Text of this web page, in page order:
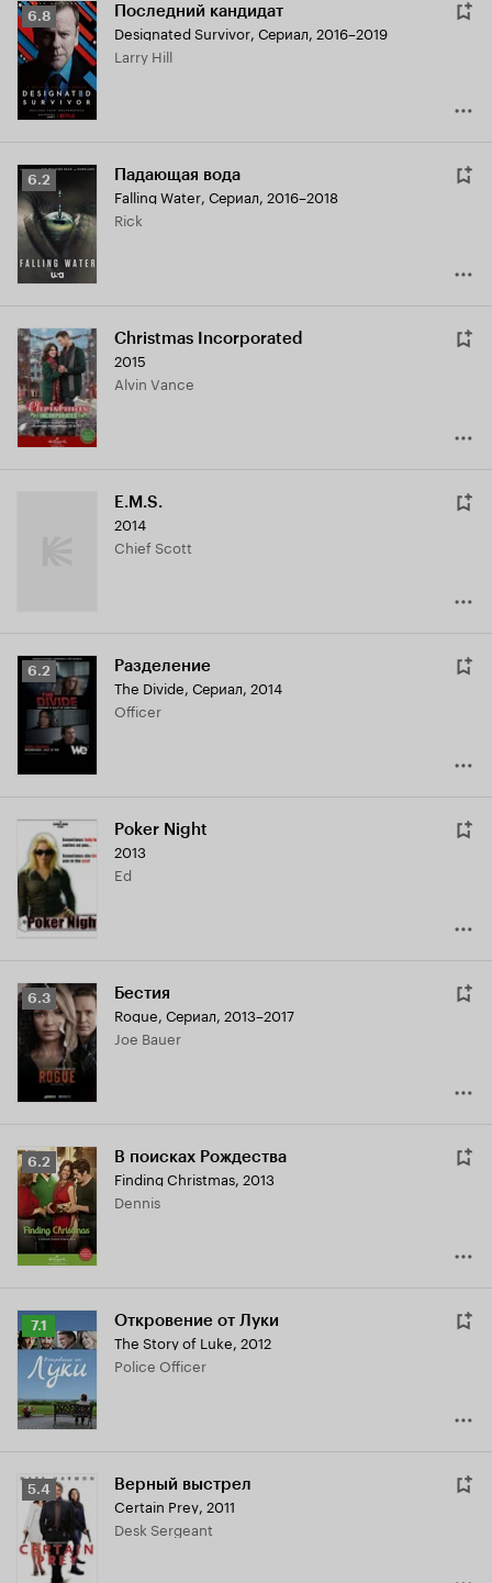
Рейтинг
Кинопоиска
6.8
6.8 Последний кандидат
Designated Survivor, Сериал, 2016–2019
Larry Hill
Рейтинг
Кинопоиска
6.2
6.2 Падающая вода
Falling Water, Сериал, 2016–2018
Rick
Christmas Incorporated
2015
Alvin Vance
E.M.S.
2014
Chief Scott
Рейтинг
Кинопоиска
6.2
6.2 Разделение
The Divide, Сериал, 2014
Officer
Poker Night
2013
Ed
Рейтинг
Кинопоиска
6.3
6.3 Бестия
Rogue, Сериал, 2013–2017
Joe Bauer
Рейтинг
Кинопоиска
6.2
6.2 В поисках Рождества
Finding Christmas, 2013
Dennis
Рейтинг
Кинопоиска
7.1
7.1 Откровение от Луки
The Story of Luke, 2012
Police Officer
Рейтинг
Кинопоиска
5.4
5.4 Верный выстрел
Certain Prey, 2011
Desk Sergeant